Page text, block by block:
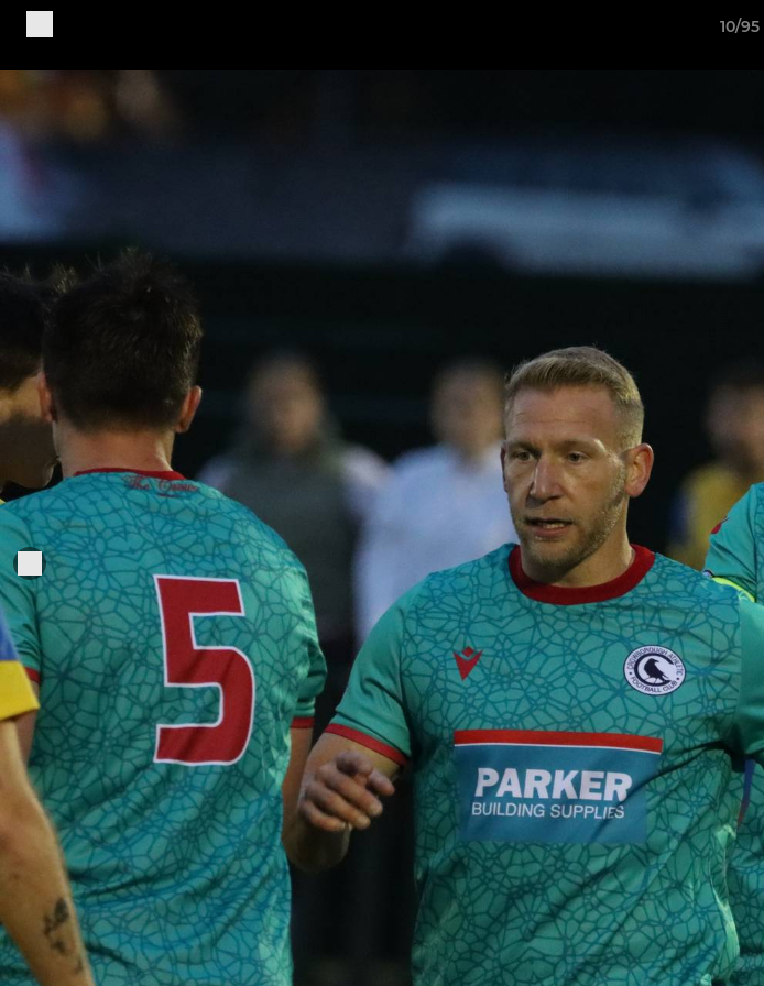
10/95